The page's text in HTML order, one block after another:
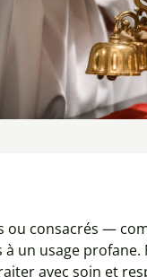
consacrés —
un usage
avec soin et